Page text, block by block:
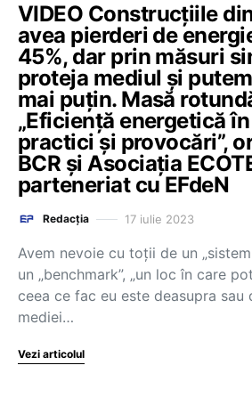
VIDEO Construcțiile
avea pierderi de
45%, dar prin măsuri
proteja mediul și
mai puțin. Masă
„Eficiență energetică
practici și provocări”,
BCR și Asociația
parteneriat cu EFdeN
Redacția 17 iulie 2023
Avem nevoie cu toții de un
un „benchmark”, „un loc în care
ceea ce fac eu este deasupra sau
mediei…
Vezi articolul